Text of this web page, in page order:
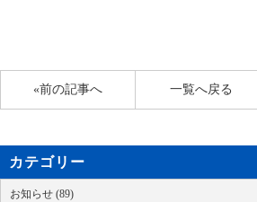
«前の記事へ 一覧へ戻る
カテゴリー
お知らせ (89)